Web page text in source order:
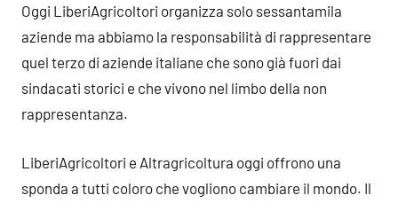
Oggi LiberiAgricoltori organizza solo sessantamila
aziende ma abbiamo la responsabilità di rappresentare
quel terzo di aziende italiane che sono già fuori dai
sindacati storici e che vivono nel limbo della non
rappresentanza.
LiberiAgricoltori e Altragricoltura oggi offrono una
sponda a tutti coloro che vogliono cambiare il mondo. Il